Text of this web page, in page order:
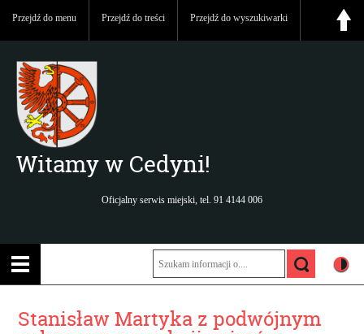
Przejdź do menu Przejdź do treści Przejdź do wyszukiwarki
Witamy w Cedyni!
Oficjalny serwis miejski, tel. 91 4144 006
Stanisław Martyka z podwójnym